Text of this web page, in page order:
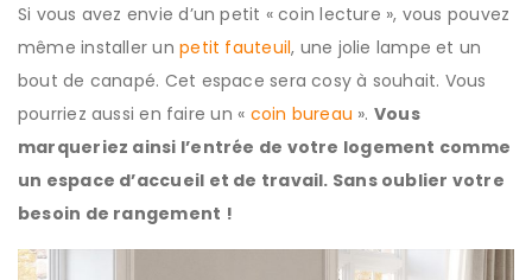
Si vous avez envie d’un petit « coin lecture », vous pouvez
même installer unpetit fauteuil, une jolie lampe et un
bout de canapé. Cet espace sera cosy à souhait. Vous
pourriez aussi en faire un « coin bureau ». Vous
marqueriez ainsi l’entrée de votre logement comme
un espace d’accueil et de travail. Sans oublier votre
besoin de rangement !